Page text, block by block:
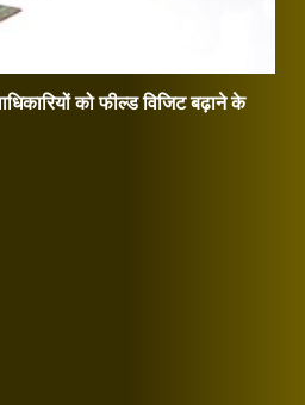
को फील्ड विजिट बढ़ाने के